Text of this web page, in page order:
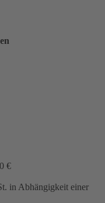
€
in Abhängigkeit einer